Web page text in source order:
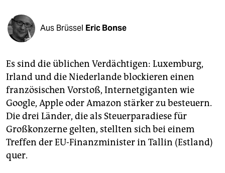
fragen & hilfe
abo
genossenschaft
epaper login
Aus Brüssel Eric Bonse
Es sind die üblichen Verdächtigen: Luxemburg,
Irland und die Niederlande blockieren einen
französischen Vorstoß, Internetgiganten wie
Google, Apple oder Amazon stärker zu besteuern.
Die drei Länder, die als Steuerparadiese für
Großkonzerne gelten, stellten sich bei einem
Treffen der EU-Finanzminister in Tallin (Estland)
quer.